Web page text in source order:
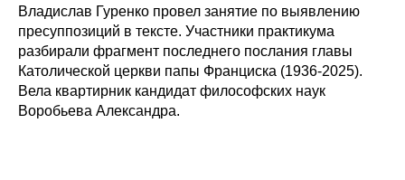
Владислав Гуренко провел занятие по выявлению
пресуппозиций в тексте. Участники практикума
разбирали фрагмент последнего послания главы
Католической церкви папы Франциска (1936-2025).
Вела квартирник кандидат философских наук
Воробьева Александра.